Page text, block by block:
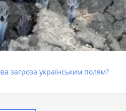
загроза українським полям?